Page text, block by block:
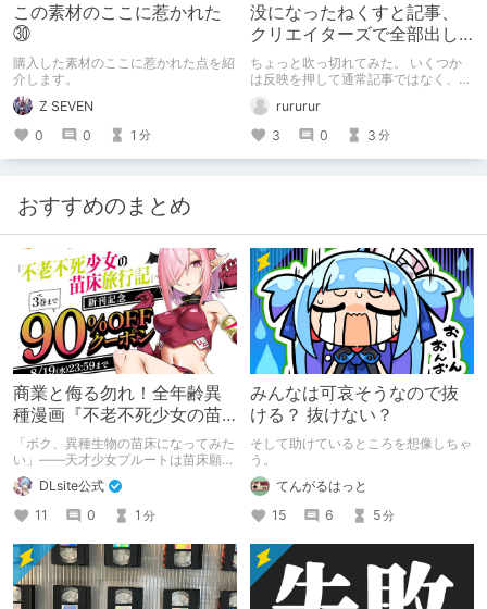
この素材のここに惹かれた
㉚
購入した素材のここに惹かれた点を紹
介します。
Z SEVEN
0
0 1 分
没になったねくすと記事、
クリエイターズで全部出し
てみます。
ちょっと吹っ切れてみた。 いくつか
は反映を押して通常記事ではなく、ク
リエイター記事として出してみようか
なと。rururur
3
0 3 分
おすすめのまとめ
商業と侮る勿れ！全年齢異
種漫画『不老不死少女の苗
床旅行記』新刊記念1～3巻
90%オフクーポン配布中✨
「ボク、異種生物の苗床になってみた
い」――天才少女プルートは苗床願望
を叶えるため、不老不死の体を手に入
れた！ 話題沸騰の全年齢苗床コミッ
クスの新刊が発売開始！ それを記念
して1～3巻まで90%OFFクーポン配
布いたします！ まだ本作品未体験の
皆さん、多分お好きです。ぜひお試し
ください。
DLsite公式
11
0 1 分
みんなは可哀そうなので抜
ける？ 抜けない？
そして助けているところを想像しちゃ
う。
てんがるはっと
15
6 5分